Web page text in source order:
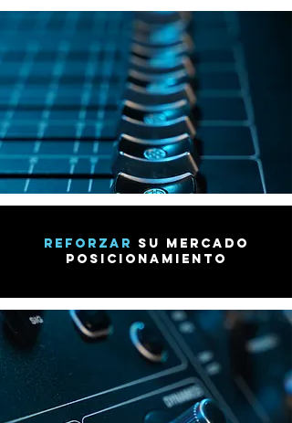
reforzar su mercado
posicionamiento